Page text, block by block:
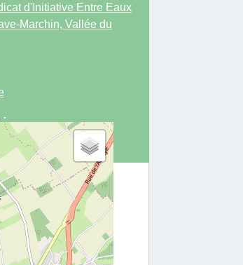
d'Initiative Entre Eaux
Marchin, Vallée du
: